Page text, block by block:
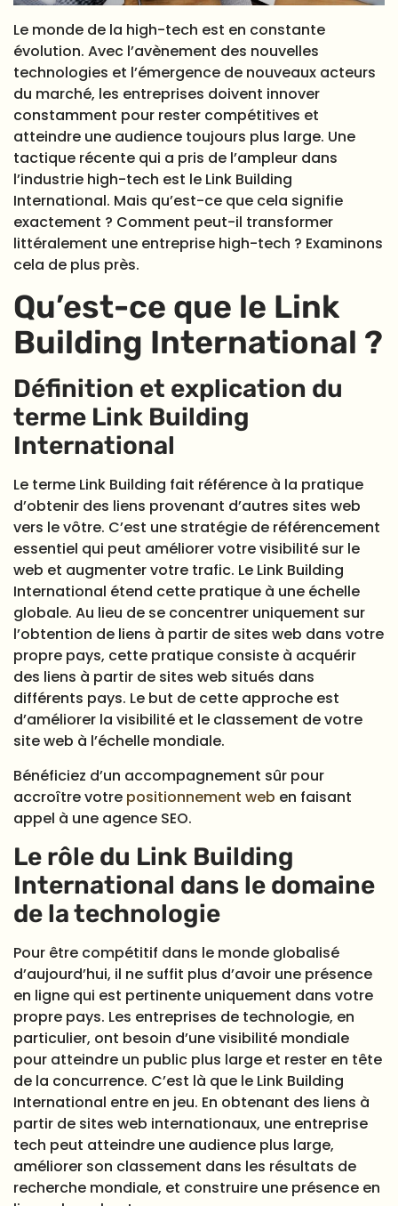
Le monde de la high-tech est en constante
évolution. Avec l’avènement des nouvelles
technologies et l’émergence de nouveaux acteurs
du marché, les entreprises doivent innover
constamment pour rester compétitives et
atteindre une audience toujours plus large. Une
tactique récente qui a pris de l’ampleur dans
l’industrie high-tech est le Link Building
International. Mais qu’est-ce que cela signifie
exactement ? Comment peut-il transformer
littéralement une entreprise high-tech ? Examinons
cela de plus près.
Qu’est-ce que le Link
Building International ?
Définition et explication du
terme Link Building
International
Le terme Link Building fait référence à la pratique
d’obtenir des liens provenant d’autres sites web
vers le vôtre. C’est une stratégie de référencement
essentiel qui peut améliorer votre visibilité sur le
web et augmenter votre trafic. Le Link Building
International étend cette pratique à une échelle
globale. Au lieu de se concentrer uniquement sur
l’obtention de liens à partir de sites web dans votre
propre pays, cette pratique consiste à acquérir
des liens à partir de sites web situés dans
différents pays. Le but de cette approche est
d’améliorer la visibilité et le classement de votre
site web à l’échelle mondiale.
Bénéficiez d’un accompagnement sûr pour
accroître votre positionnement web en faisant
appel à une agence SEO.
Le rôle du Link Building
International dans le domaine
de la technologie
Pour être compétitif dans le monde globalisé
d’aujourd’hui, il ne suffit plus d’avoir une présence
en ligne qui est pertinente uniquement dans votre
propre pays. Les entreprises de technologie, en
particulier, ont besoin d’une visibilité mondiale
pour atteindre un public plus large et rester en tête
de la concurrence. C’est là que le Link Building
International entre en jeu. En obtenant des liens à
partir de sites web internationaux, une entreprise
tech peut atteindre une audience plus large,
améliorer son classement dans les résultats de
recherche mondiale, et construire une présence en